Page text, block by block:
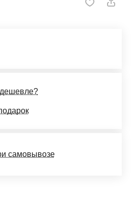
самовывозе